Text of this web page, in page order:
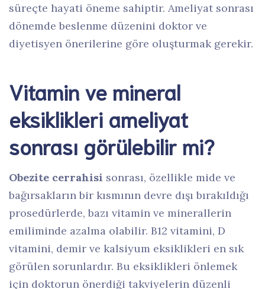
süreçte hayati öneme sahiptir. Ameliyat sonrası
dönemde beslenme düzenini doktor ve
diyetisyen önerilerine göre oluşturmak gerekir.
Vitamin ve mineral
eksiklikleri ameliyat
sonrası görülebilir mi?
Obezite cerrahisi sonrası, özellikle mide ve
bağırsakların bir kısmının devre dışı bırakıldığı
prosedürlerde, bazı vitamin ve minerallerin
emiliminde azalma olabilir. B12 vitamini, D
vitamini, demir ve kalsiyum eksiklikleri en sık
görülen sorunlardır. Bu eksiklikleri önlemek
için doktorun önerdiği takviyelerin düzenli